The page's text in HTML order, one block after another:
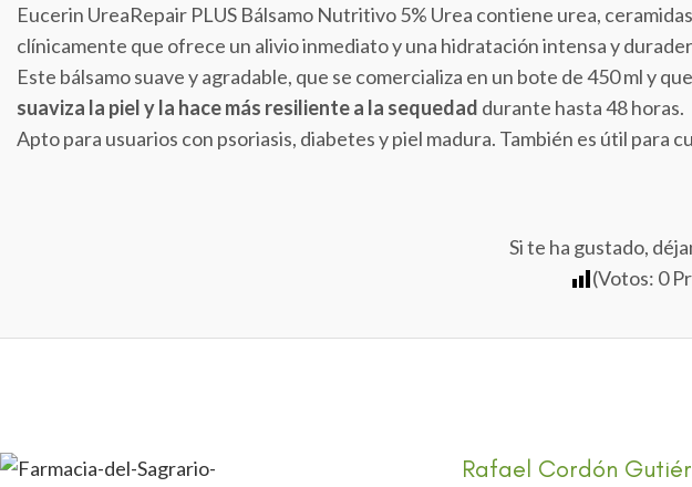
Eucerin UreaRepair PLUS Bálsamo Nutritivo 5% Urea contiene urea,
clínicamente que ofrece un alivio inmediato y una hidratación intensa y
Este bálsamo suave y agradable, que se comercializa en un bote de 450 ml y
suaviza la piel y la hace más resiliente a la sequedad durante hasta 48 horas.
Apto para usuarios con psoriasis, diabetes y piel madura. También es útil para
Si te ha gustado,
(Votos: 0
Rafael Cordón